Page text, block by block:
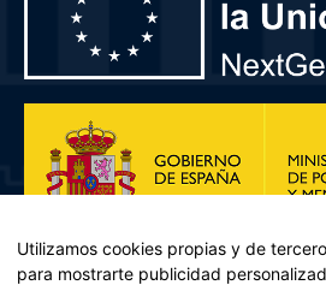
Utilizamos cookies propias y de
para mostrarte publicidad